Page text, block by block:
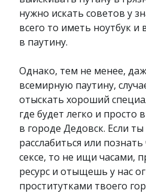
нужно искать советов у
всего то иметь ноутбук
в паутину.
Однако, тем не менее,
всемирную паутину,
отыскать хороший
где будет легко и просто
в городе Дедовск. Если
расслабиться или
сексе, то не ищи часами,
ресурс и отыщешь у нас
проститутками твоего